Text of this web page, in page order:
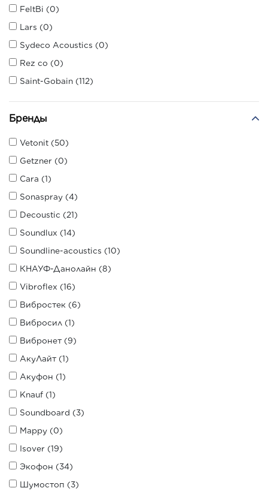
FeltBi (0)
Lars (0)
Sydeco Acoustics (0)
Rez co (0)
Saint-Gobain (112)
Бренды
Vetonit (50)
Getzner (0)
Cara (1)
Sonaspray (4)
Decoustic (21)
Soundlux (14)
Soundline-acoustics (10)
КНАУФ-Данолайн (8)
Vibroflex (16)
Вибростек (6)
Вибросил (1)
Вибронет (9)
АкуЛайт (1)
Акуфон (1)
Knauf (1)
Soundboard (3)
Mappy (0)
Isover (19)
Экофон (34)
Шумостоп (3)